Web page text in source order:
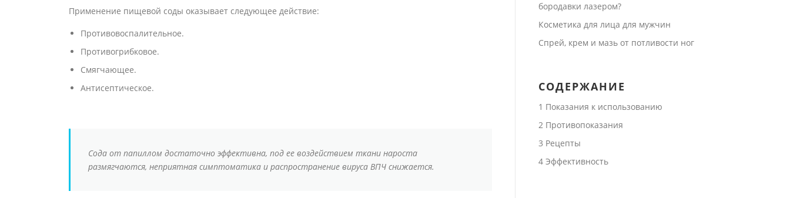
Применение пищевой соды оказывает следующее действие:
Противовоспалительное.
Противогрибковое.
Смягчающее.
Антисептическое.
Сода от папиллом достаточно эффективна, под ее воздействием ткани нароста
размягчаются, неприятная симптоматика и распространение вируса ВПЧ снижается.
бородавки лазером?
Косметика для лица для мужчин
Спрей, крем и мазь от потливости ног
СОДЕРЖАНИЕ
1 Показания к использованию
2Противопоказания
3 Рецепты
4Эффективность